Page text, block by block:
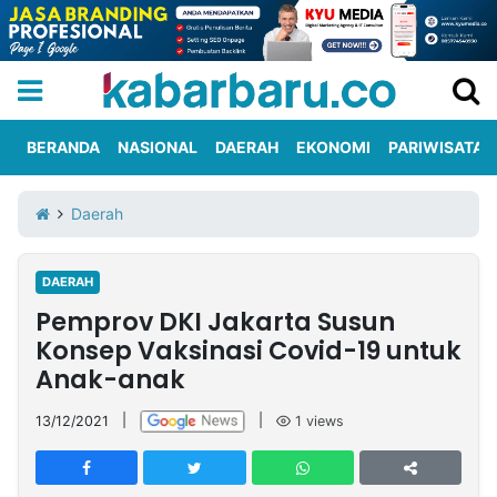
Iklan
Berita
Kami
Nasional
International
Olahraga
Entertainment
Daerah
Pariwisata
Kuliner
Kolom
Network
PT
TREETAN
BERANDA NASIONAL DAERAH EKONOMI PARIWISATA
Daerah
DAERAH
Pemprov DKI Jakarta Susun
Konsep Vaksinasi Covid-19 untuk
Anak-anak
13/12/2021 1 views